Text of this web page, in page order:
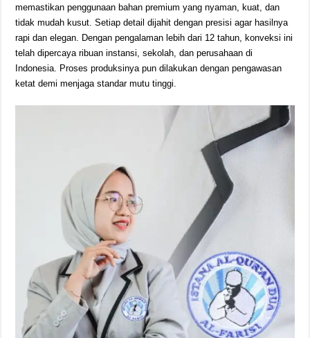
memastikan penggunaan bahan premium yang nyaman, kuat, dan
tidak mudah kusut. Setiap detail dijahit dengan presisi agar hasilnya
rapi dan elegan. Dengan pengalaman lebih dari 12 tahun, konveksi ini
telah dipercaya ribuan instansi, sekolah, dan perusahaan di
Indonesia. Proses produksinya pun dilakukan dengan pengawasan
ketat demi menjaga standar mutu tinggi.